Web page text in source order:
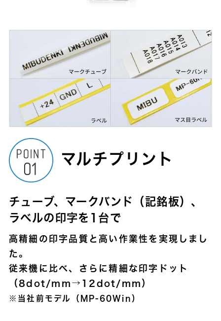
マルチプリント
チューブ、マークバンド（記銘板）、
ラベルの印字を1台で
高精細の印字品質と高い作業性を実現しまし
た。
従来機に比べ、さらに精細な印字ドット
（8dot/mm→12dot/mm）
※当社前モデル（MP-60Win）